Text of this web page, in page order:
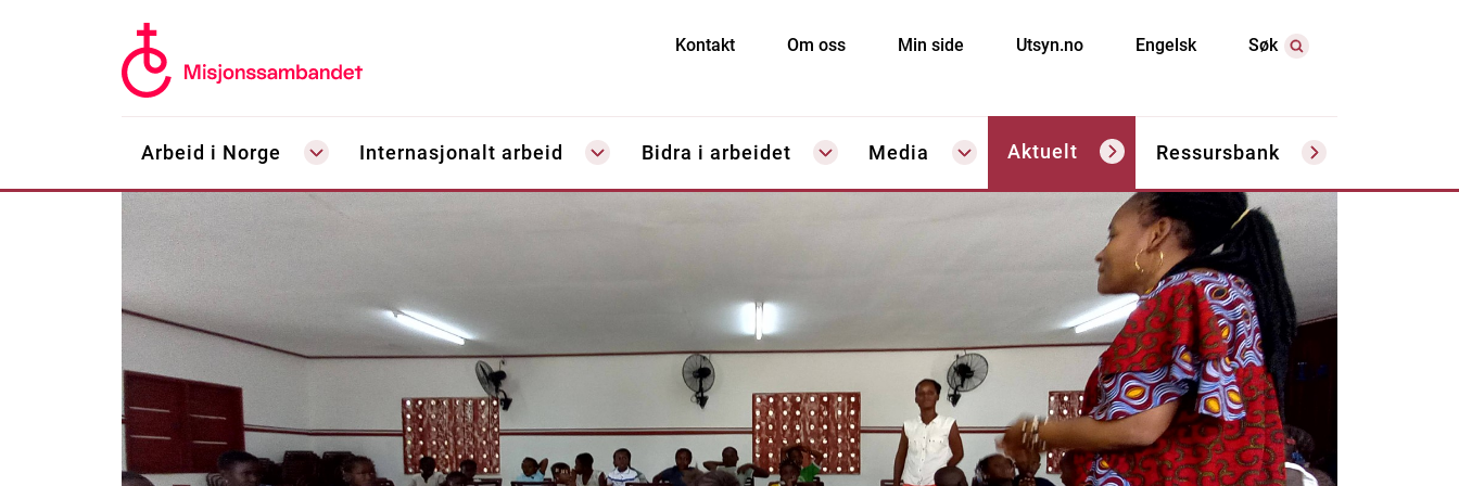
Kontakt Om oss Min side Utsyn.no Engelsk Søk
Arbeid i Norge Internasjonalt arbeid Bidra i arbeidet Media Aktuelt Ressursbank